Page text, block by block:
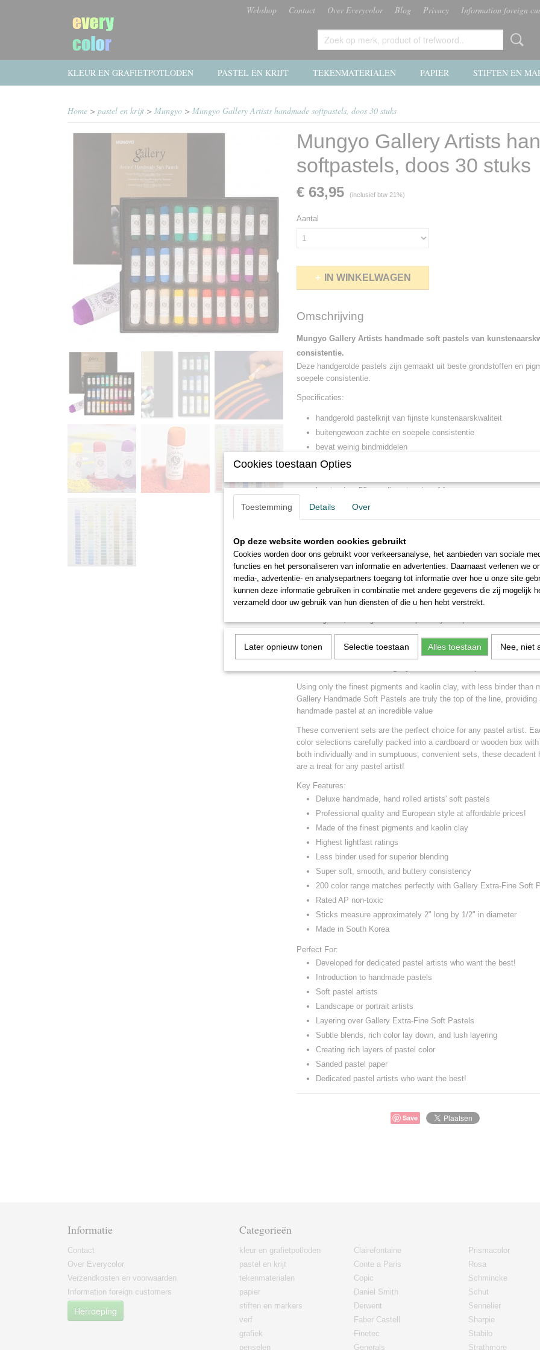
Webshop Contact Over Everycolor Blog Privacy Information foreign
KLEUR EN GRAFIETPOTLODEN PASTEL EN KRIJT TEKENMATERIALEN PAPIER STIFTEN EN
Home > pastel en krijt > Mungyo > Mungyo Gallery Artists handmade softpastels, doos 30 stuks
Mungyo Gallery Artists
softpastels, doos 30 stuks
€ 63,95 (inclusief btw 21%)
Aantal
IN WINKELWAGEN
Omschrijving
Mungyo Gallery Artists handmade soft pastels van
consistentie.
Deze handgerolde pastels zijn gemaakt uit beste grondstoffen en
soepele consistentie.
Specificaties:
handgerold pastelkrijt van fijnste kunstenaarskwaliteit
buitengewoon zachte en soepele consistentie
bevat weinig bindmiddelen
met beste kunstenaarspigmenten voor uitstekende kleurkracht
lengte circa 50 mm,diameter circa 14 mm
Verkrijgbaar in sets van 30 en 60 stuks
Mungyo Gallery Artists handmade soft pastels
Strong in pigment, Superior grade, handmade artists' soft pastels
Experience all the softness, brilliance, and luxury of hand-rolled
Handmade Soft Pastels are a sumptuous treat for any pastel artist
pigments and kaolin clay. As they are individually hand-rolled, less
color together, making for an exceptionally soft pastel ideal for
down, and lush layering. Only superior pigments with the highest
all colors are rated AP non-toxic. Gallery Handmade Pastels even
Mungyo's line of machine-made Extra-Fine Soft Pastels, working
Using only the finest pigments and kaolin clay, with less binder than
Gallery Handmade Soft Pastels are truly the top of the line, providing
handmade pastel at an incredible value
These convenient sets are the perfect choice for any pastel artist.
color selections carefully packed into a cardboard or wooden box
both individually and in sumptuous, convenient sets, these decadent
are a treat for any pastel artist!
Key Features:
Deluxe handmade, hand rolled artists' soft pastels
Professional quality and European style at affordable prices!
Made of the finest pigments and kaolin clay
Highest lightfast ratings
Less binder used for superior blending
Super soft, smooth, and buttery consistency
200 color range matches perfectly with Gallery Extra-Fine Soft
Rated AP non-toxic
Sticks measure approximately 2" long by 1/2" in diameter
Made in South Korea
Perfect For:
Developed for dedicated pastel artists who want the best!
Introduction to handmade pastels
Soft pastel artists
Landscape or portrait artists
Layering over Gallery Extra-Fine Soft Pastels
Subtle blends, rich color lay down, and lush layering
Creating rich layers of pastel color
Sanded pastel paper
Dedicated pastel artists who want the best!
Save
Informatie
Contact
Over Everycolor
Verzendkosten en voorwaarden
Information foreign customers
Herroeping
Categorieën
kleur en grafietpotloden
pastel en krijt
tekenmaterialen
papier
stiften en markers
verf
grafiek
penselen
Clairefontaine
Conte a Paris
Copic
Daniel Smith
Derwent
Faber Castell
Finetec
Generals
Prismacolor
Rosa
Schmincke
Schut
Sennelier
Sharpie
Stabilo
Strathmore
Cookies toestaan Opties
Toestemming Details Over
Op deze website worden cookies gebruikt
Cookies worden door ons gebruikt voor verkeersanalyse, het aanbieden van sociale
functies en het personaliseren van informatie en advertenties. Daarnaast verlenen we
media-, advertentie- en analysepartners toegang tot informatie over hoe u onze site
kunnen deze informatie gebruiken in combinatie met andere gegevens die zij mogelijk
verzameld door uw gebruik van hun diensten of die u hen hebt verstrekt.
Later opnieuw tonen Selectie toestaan Alles toestaan Nee, niet